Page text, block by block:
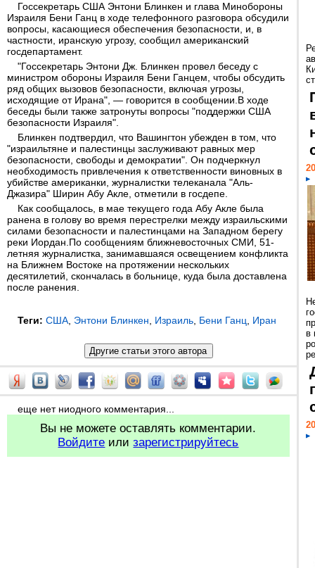
Госсекретарь США Энтони Блинкен и глава Минобороны
Израиля Бени Ганц в ходе телефонного разговора обсудили
вопросы, касающиеся обеспечения безопасности, и, в
частности, иранскую угрозу, сообщил американский
госдепартамент.
"Госсекретарь Энтони Дж. Блинкен провел беседу с
министром обороны Израиля Бени Ганцем, чтобы обсудить
ряд общих вызовов безопасности, включая угрозы,
исходящие от Ирана", — говорится в сообщении.В ходе
беседы были также затронуты вопросы "поддержки США
безопасности Израиля".
Блинкен подтвердил, что Вашингтон убежден в том, что
"израильтяне и палестинцы заслуживают равных мер
безопасности, свободы и демократии". Он подчеркнул
необходимость привлечения к ответственности виновных в
убийстве американки, журналистки телеканала "Аль-
Джазира" Ширин Абу Акле, отметили в госдепе.
Как сообщалось, в мае текущего года Абу Акле была
ранена в голову во время перестрелки между израильскими
силами безопасности и палестинцами на Западном берегу
реки Иордан.По сообщениям ближневосточных СМИ, 51-
летняя журналистка, занимавшаяся освещением конфликта
на Ближнем Востоке на протяжении нескольких
десятилетий, скончалась в больнице, куда была доставлена
после ранения.
Теги: США Энтони Блинкен Израиль Бени Ганц Иран
еще нет ниодного комментария...
Вы не можете оставлять комментарии.
Войдите илизарегистрируйтесь
в